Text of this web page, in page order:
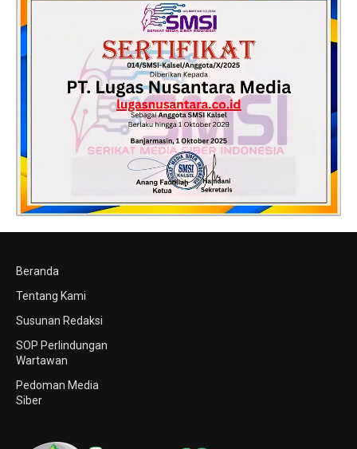
Beranda
Tentang Kami
Susunan Redaksi
SOP Perlindungan
Wartawan
Pedoman Media
Siber